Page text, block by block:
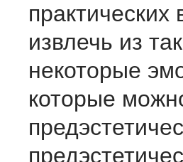
извлечь из
некоторые
которые